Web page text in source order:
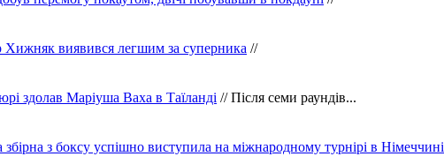
Хижняк виявився легшим за суперника //
здолав Маріуша Ваха в Таїланді // Після семи раундів...
збірна з боксу успішно виступила на міжнародному турнірі в Німеччині